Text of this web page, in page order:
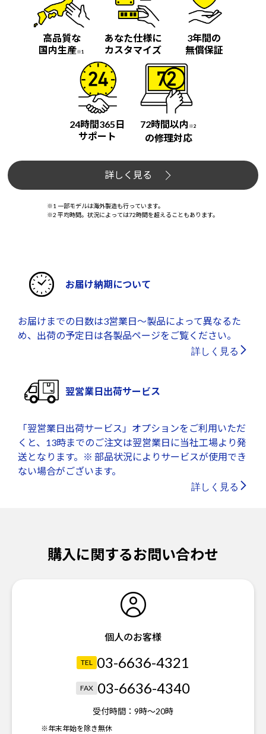
高品質な
国内生産※1
あなた仕様に
カスタマイズ
3年間の
無償保証
24時間365日
サポート
72時間以内 ※2
の修理対応
詳しく見る
※1 一部モデルは海外製造も行っています。
※2 平均時間。状況によっては72時間を超えることもあります。
お届け納期について
お届けまでの日数は3営業日～製品によって異なるた
め、出荷の予定日は各製品ページをご覧ください。
詳しく見る
翌営業日出荷サービス
「翌営業日出荷サービス」オプションをご利用いただ
くと、13時までのご注文は翌営業日に当社工場より発
送となります。※ 部品状況によりサービスが使用でき
ない場合がございます。
詳しく見る
購入に関するお問い合わせ
個人のお客様
TEL 03-6636-4321
FAX 03-6636-4340
受付時間： 9時～20時
※年末年始を除き無休